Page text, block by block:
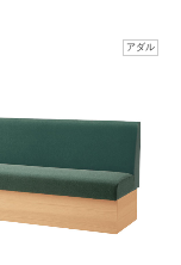
アダル